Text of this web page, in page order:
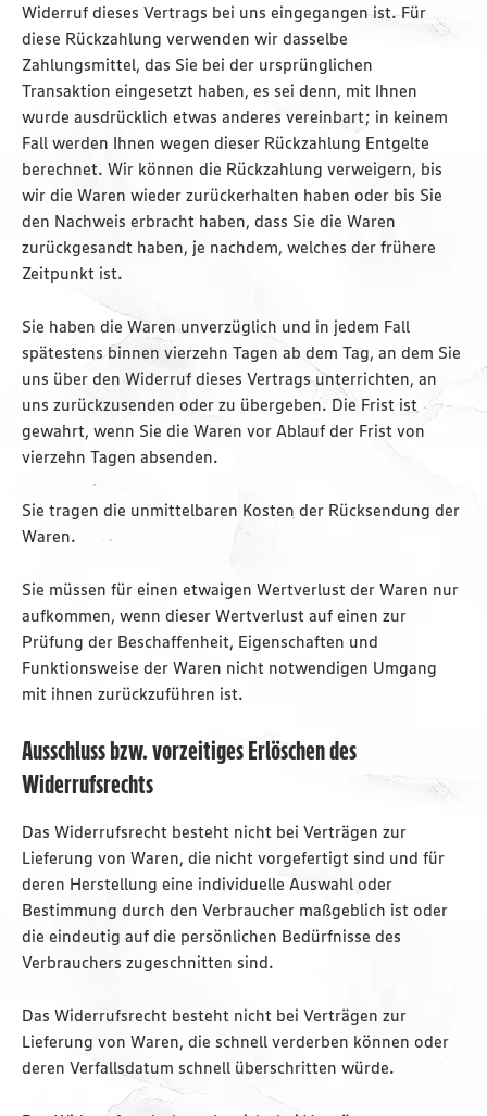
Widerruf dieses Vertrags bei uns eingegangen ist. Für
diese Rückzahlung verwenden wir dasselbe
Zahlungsmittel, das Sie bei der ursprünglichen
Transaktion eingesetzt haben, es sei denn, mit Ihnen
wurde ausdrücklich etwas anderes vereinbart; in keinem
Fall werden Ihnen wegen dieser Rückzahlung Entgelte
berechnet. Wir können die Rückzahlung verweigern, bis
wir die Waren wieder zurückerhalten haben oder bis Sie
den Nachweis erbracht haben, dass Sie die Waren
zurückgesandt haben, je nachdem, welches der frühere
Zeitpunkt ist.
Sie haben die Waren unverzüglich und in jedem Fall
spätestens binnen vierzehn Tagen ab dem Tag, an dem Sie
uns über den Widerruf dieses Vertrags unterrichten, an
uns zurückzusenden oder zu übergeben. Die Frist ist
gewahrt, wenn Sie die Waren vor Ablauf der Frist von
vierzehn Tagen absenden.
Sie tragen die unmittelbaren Kosten der Rücksendung der
Waren.
Sie müssen für einen etwaigen Wertverlust der Waren nur
aufkommen, wenn dieser Wertverlust auf einen zur
Prüfung der Beschaffenheit, Eigenschaften und
Funktionsweise der Waren nicht notwendigen Umgang
mit ihnen zurückzuführen ist.
Ausschluss bzw. vorzeitiges Erlöschen des
Widerrufsrechts
Das Widerrufsrecht besteht nicht bei Verträgen zur
Lieferung von Waren, die nicht vorgefertigt sind und für
deren Herstellung eine individuelle Auswahl oder
Bestimmung durch den Verbraucher maßgeblich ist oder
die eindeutig auf die persönlichen Bedürfnisse des
Verbrauchers zugeschnitten sind.
Das Widerrufsrecht besteht nicht bei Verträgen zur
Lieferung von Waren, die schnell verderben können oder
deren Verfallsdatum schnell überschritten würde.